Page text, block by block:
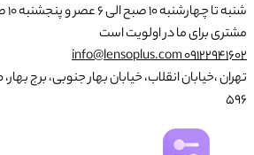
شنبه تا چهارشنبه ۱۰ صبح الی ۶ عصر و پنجشنبه ۱۰ صبح الی ۱۶ عصر
مشتری برای ما در اولویت است
۰۹۱۲۲۹۴۱۶۰۲info@lensoplus.com
تهران ،خیابان انقلاب، خیابان بهار جنوبی، برج
۵۹۶